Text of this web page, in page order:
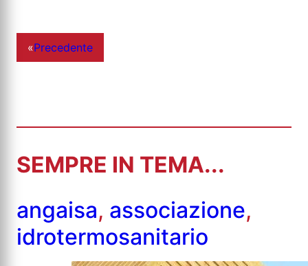
«Precedente
SEMPRE IN TEMA...
angaisa, associazione,
idrotermosanitario